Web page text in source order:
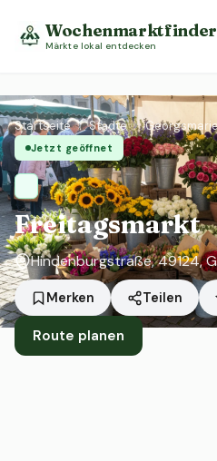
Wochenmarktfinder
Märkte lokal entdecken
Startseite › Städte ›
Jetzt geöffnet
Freitagsmarkt
Hindenburgstraße, 49124,
Merken Teilen
Route planen